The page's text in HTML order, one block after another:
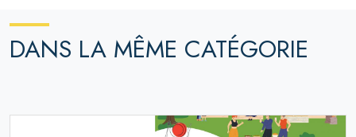
DANS LA MÊME CATÉGORIE